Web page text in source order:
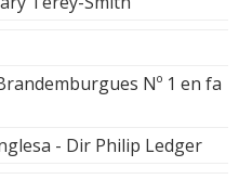
Nº 1 en fa
- Dir Philip Ledger